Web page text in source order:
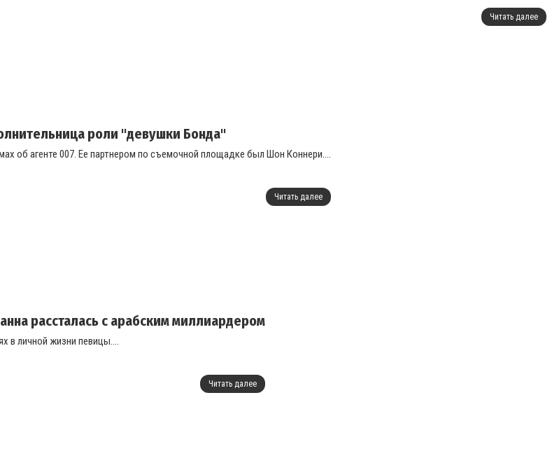
Читать далее
роли "девушки Бонда"
об агенте 007. Ее партнером по съемочной площадке был Шон Коннери....
Читать далее
рассталась с арабским миллиардером
в личной жизни певицы....
Читать далее